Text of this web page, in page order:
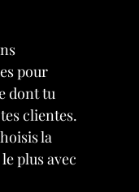
pour
dont tu
clientes.
la
plus avec